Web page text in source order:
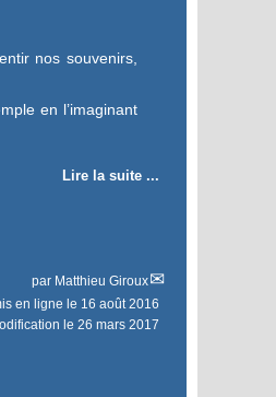
nos souvenirs,
en l’imaginant
Lire la suite ...
par Matthieu Giroux
en ligne le 16 août 2016
le 26 mars 2017